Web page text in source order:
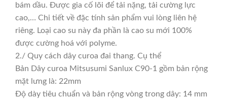
bám dầu. Được gia cố lõi để tải nặng, tải cường lực
cao,… Chi tiết về đặc tính sản phẩm vui lòng liên hệ
riêng. Loại cao su này đa phần là cao su mới 100%
được cường hoá với polyme.
2./ Quy cách dây curoa đai thang. Cụ thể
Bản Dây curoa Mitsusumi Sanlux C90-1 gồm bản rộng
mặt lưng là: 22mm
Độ dày tiêu chuẩn và bản rộng vòng trong dây: 14 mm